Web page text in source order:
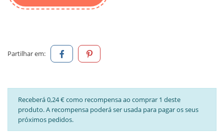
Partilhar em:
Receberá 0,24 € como recompensa ao comprar 1 deste
produto. A recompensa poderá ser usada para pagar os seus
próximos pedidos.